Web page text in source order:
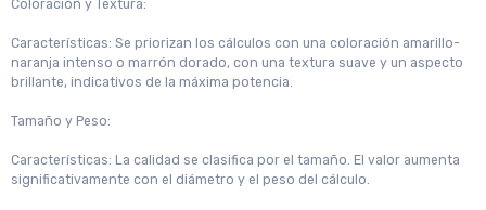
Coloración y Textura:
Características: Se priorizan los cálculos con una coloración amarillo-
naranja intenso o marrón dorado, con una textura suave y un aspecto
brillante, indicativos de la máxima potencia.
Tamaño y Peso:
Características: La calidad se clasifica por el tamaño. El valor aumenta
significativamente con el diámetro y el peso del cálculo.